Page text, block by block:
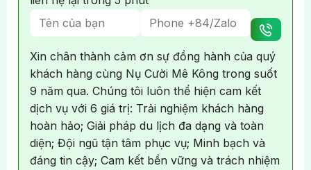
Xin chân thành cảm ơn sự đồng hành của quý
khách hàng cùng Nụ Cười Mê Kông trong suốt
9 năm qua. Chúng tôi luôn thể hiện cam kết
dịch vụ với 6 giá trị: Trải nghiệm khách hàng
hoàn hảo; Giải pháp du lịch đa dạng và toàn
diện; Đội ngũ tận tâm phục vụ; Minh bạch và
đáng tin cậy; Cam kết bền vững và trách nhiệm